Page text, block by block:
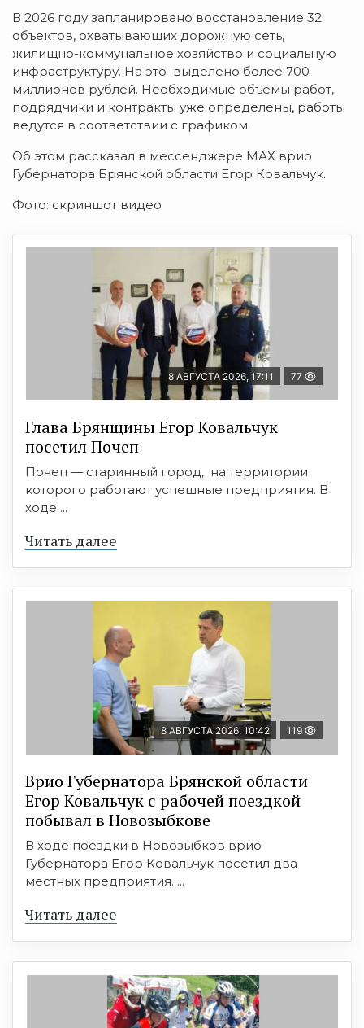
В 2026 году запланировано восстановление 32
объектов, охватывающих дорожную сеть,
жилищно-коммунальное хозяйство и социальную
инфраструктуру. На это выделено более 700
миллионов рублей. Необходимые объемы работ,
подрядчики и контракты уже определены, работы
ведутся в соответствии с графиком.
Об этом рассказал в мессенджере МАХ врио
Губернатора Брянской области Егор Ковальчук.
Фото: скриншот видео
8 АВГУСТА 2026, 17:11 77
Глава Брянщины Егор Ковальчук
посетил Почеп
Почеп — старинный город, на территории
которого работают успешные предприятия. В
ходе ...
Читать далее
8 АВГУСТА 2026, 10:42 119
Врио Губернатора Брянской области
Егор Ковальчук с рабочей поездкой
побывал в Новозыбкове
В ходе поездки в Новозыбков врио
Губернатора Егор Ковальчук посетил два
местных предприятия. ...
Читать далее